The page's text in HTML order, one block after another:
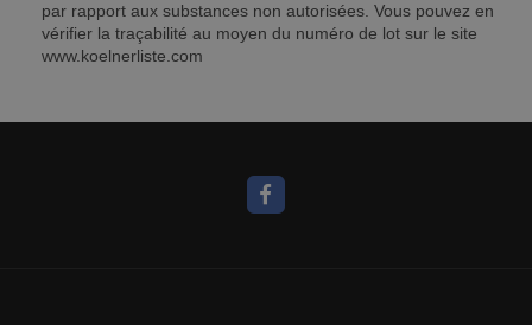
par rapport aux substances non autorisées. Vous pouvez en
vérifier la traçabilité au moyen du numéro de lot sur le site
www.koelnerliste.com